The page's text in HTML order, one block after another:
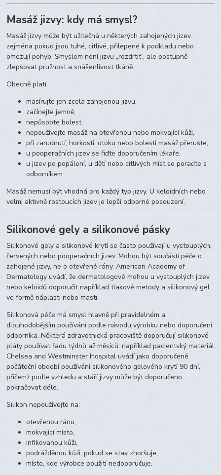
Masáž jizvy: kdy má smysl?
Masáž jizvy může být užitečná u některých zahojených jizev,
zejména pokud jsou tuhé, citlivé, přilepené k podkladu nebo
omezují pohyb. Smyslem není jizvu „rozdrtit“, ale postupně
zlepšovat pružnost a snášenlivost tkáně.
Obecně platí:
masírujte jen zcela zahojenou jizvu,
začínejte jemně,
nepůsobte bolest,
nepoužívejte masáž na otevřenou nebo mokvající kůži,
při zarudnutí, horkosti, otoku nebo bolesti masáž přerušte,
u pooperačních jizev se řiďte doporučením lékaře,
u jizev po popálení, u dětí nebo citlivých míst se poraďte s
odborníkem.
Masáž nemusí být vhodná pro každý typ jizvy. U keloidních nebo
velmi aktivně rostoucích jizev je lepší odborné posouzení.
Silikonové gely a silikonové pásky
Silikonové gely a silikonové krytí se často používají u vystouplých,
červených nebo pooperačních jizev. Mohou být součástí péče o
zahojené jizvy, ne o otevřené rány. American Academy of
Dermatology uvádí, že dermatologové mohou u vystouplých jizev
nebo keloidů doporučit například tlakové metody a silikonový gel
ve formě náplasti nebo masti.
Silikonová péče má smysl hlavně při pravidelném a
dlouhodobějším používání podle návodu výrobku nebo doporučení
odborníka. Některá zdravotnická pracoviště doporučují silikonové
pláty používat řadu týdnů až měsíců; například pacientský materiál
Chelsea and Westminster Hospital uvádí jako doporučené
počáteční období používání silikonového gelového krytí 90 dní,
přičemž podle vzhledu a stáří jizvy může být doporučeno
pokračovat déle.
Silikon nepoužívejte na:
otevřenou ránu,
mokvající místo,
infikovanou kůži,
podrážděnou kůži, pokud se stav zhoršuje,
místo, kde výrobce použití nedoporučuje.